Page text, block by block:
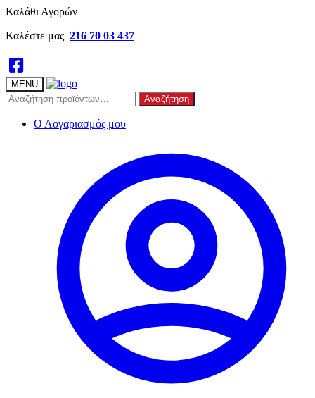
Skip
navigation
Skip
content
Καλάθι Αγορών
Καλέστε μας 216 70 03 437
MENU
Αναζήτηση
για:
Αναζήτηση
Ο Λογαριασμός μου